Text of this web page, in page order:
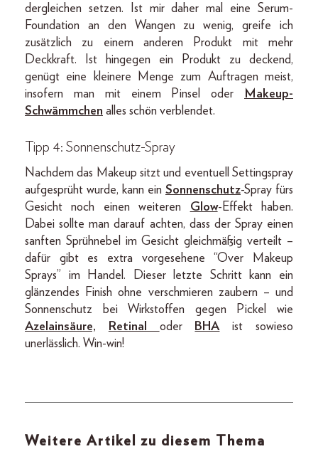
dergleichen setzen. Ist mir daher mal eine Serum-
Foundation an den Wangen zu wenig, greife ich
zusätzlich zu einem anderen Produkt mit mehr
Deckkraft. Ist hingegen ein Produkt zu deckend,
genügt eine kleinere Menge zum Auftragen meist,
insofern man mit einem Pinsel oder
Makeup-
Schwämmchen alles schön verblendet.
Tipp 4: Sonnenschutz-Spray
Nachdem das Makeup sitzt und eventuell Settingspray
aufgesprüht wurde, kann ein Sonnenschutz-Spray fürs
Gesicht noch einen weiteren Glow-Effekt haben.
Dabei sollte man darauf achten, dass der Spray einen
sanften Sprühnebel im Gesicht gleichmäßig verteilt –
dafür gibt es extra vorgesehene “Over Makeup
Sprays” im Handel. Dieser letzte Schritt kann ein
glänzendes Finish ohne verschmieren zaubern – und
Sonnenschutz bei Wirkstoffen gegen Pickel wie
Azelainsäure,
Retinal oder BHAist sowieso
unerlässlich. Win-win!
Weitere Artikel zu diesem Thema